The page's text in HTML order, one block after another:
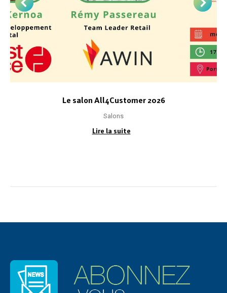
Le salon All4Customer 2026
Salons
Lire la suite